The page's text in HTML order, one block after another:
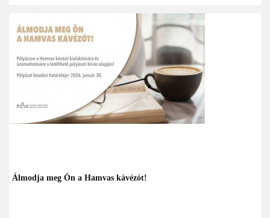
Álmodja meg Ön a Hamvas kávézót!